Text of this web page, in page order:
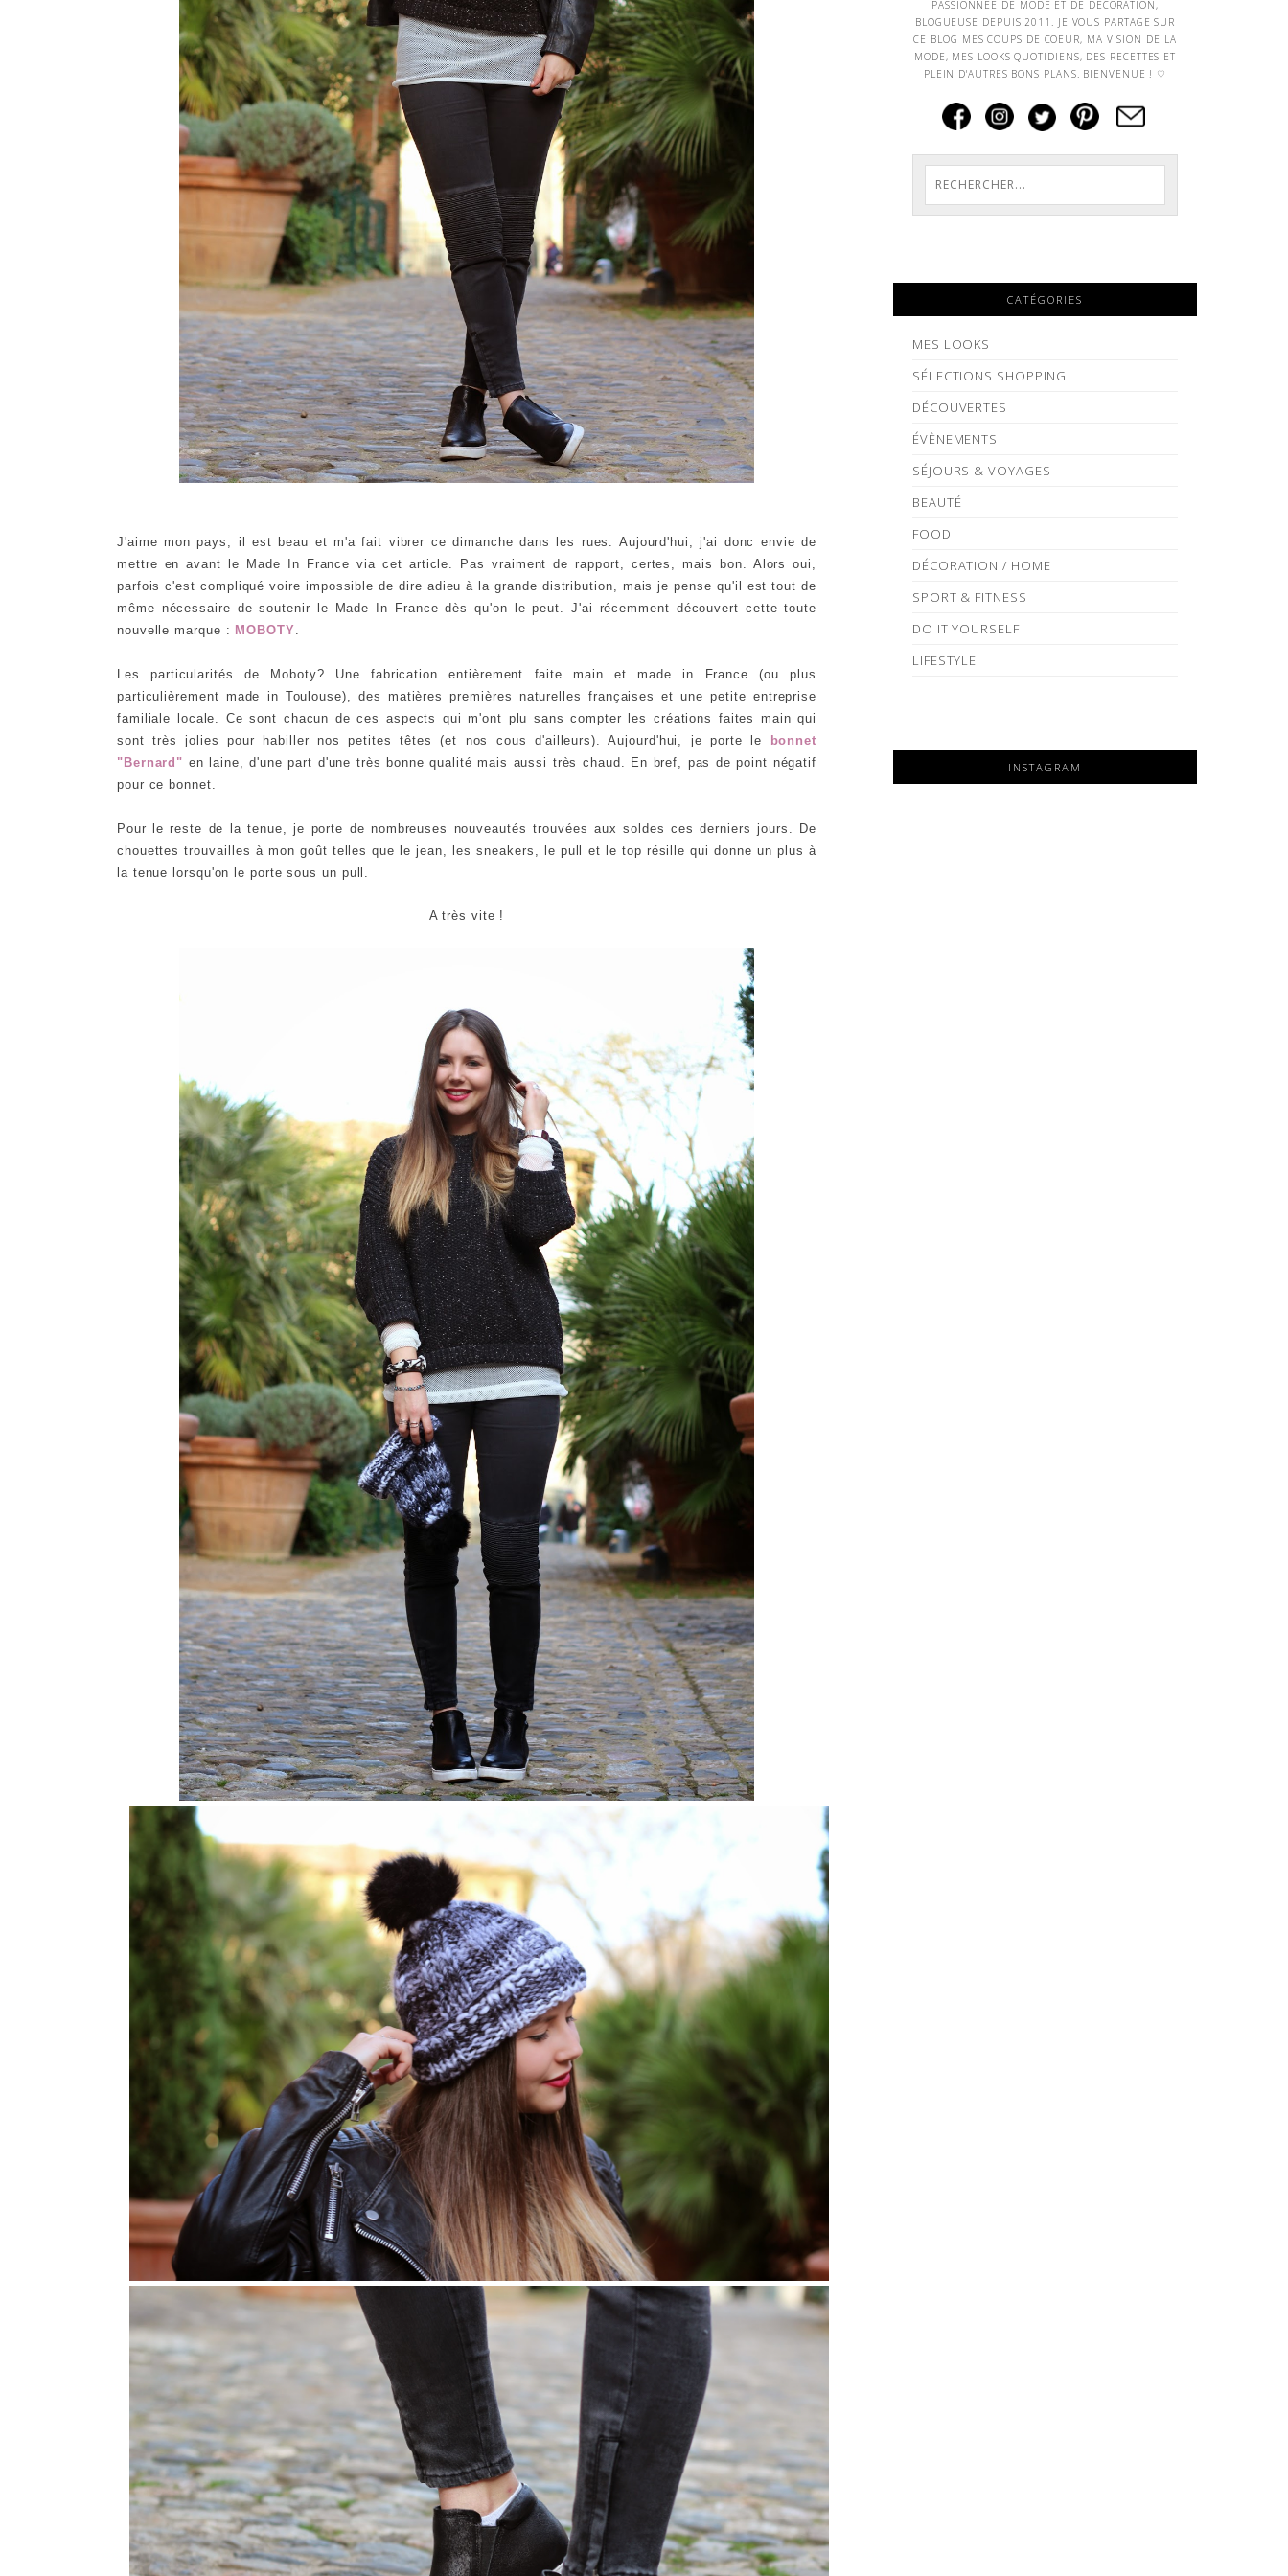
J'aime mon pays, il est beau et m'a fait vibrer ce dimanche dans les rues. Aujourd'hui, j'ai donc envie de
mettre en avant le Made In France via cet article. Pas vraiment de rapport, certes, mais bon. Alors oui,
parfois c'est compliqué voire impossible de dire adieu à la grande distribution, mais je pense qu'il est tout de
même nécessaire de soutenir le Made In France dès qu'on le peut. J'ai récemment découvert cette toute
nouvelle marque : MOBOTY
Les particularités de Moboty? Une fabrication entièrement faite main et made in France (ou plus
particulièrement made in Toulouse), des matières premières naturelles françaises et une petite entreprise
familiale locale. Ce sont chacun de ces aspects qui m'ont plu sans compter les créations faites main qui
sont très jolies pour habiller nos petites têtes (et nos cous d'ailleurs). Aujourd'hui, je porte le
bonnet
"Bernard" en laine, d'une part d'une très bonne qualité mais aussi très chaud. En bref, pas de point négatif
pour ce bonnet.
Pour le reste de la tenue, je porte de nombreuses nouveautés trouvées aux soldes ces derniers jours. De
chouettes trouvailles à mon goût telles que le jean, les sneakers, le pull et le top résille qui donne un plus à
la tenue lorsqu'on le porte sous un pull.
A très vite !
PASSIONNEE DE MODE ET DE DECORATION,
BLOGUEUSE DEPUIS 2011. JE VOUS PARTAGE SUR
CE BLOG MES COUPS DE COEUR, MA VISION DE LA
MODE, MES LOOKS QUOTIDIENS, DES RECETTES ET
PLEIN D'AUTRES BONS PLANS. BIENVENUE ! ♡
CATÉGORIES
MES LOOKS
SÉLECTIONS SHOPPING
DÉCOUVERTES
ÉVÈNEMENTS
SÉJOURS & VOYAGES
BEAUTÉ
FOOD
DÉCORATION / HOME
SPORT & FITNESS
DO IT YOURSELF
LIFESTYLE
INSTAGRAM